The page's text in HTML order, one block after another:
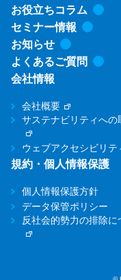
お役立ちコラム
セミナー情報
お知らせ
よくあるご質問
会社情報
会社概要
サステナビリティへの
ウェブアクセシビリテ
規約・個人情報保護
個人情報保護方針
データ保管ポリシー
反社会的勢力の排除に